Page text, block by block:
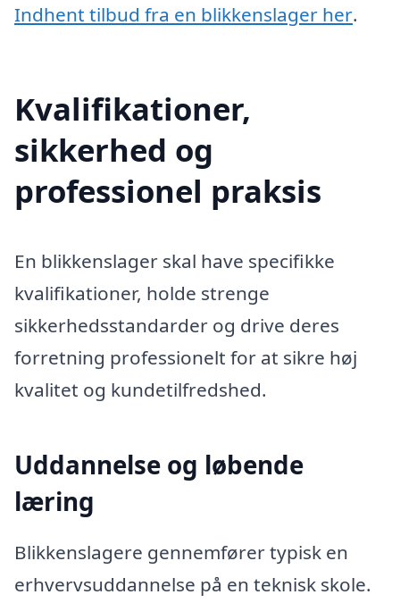
Indhent tilbud fra en blikkenslager her.
Kvalifikationer,
sikkerhed og
professionel praksis
En blikkenslager skal have specifikke
kvalifikationer, holde strenge
sikkerhedsstandarder og drive deres
forretning professionelt for at sikre høj
kvalitet og kundetilfredshed.
Uddannelse og løbende
læring
Blikkenslagere gennemfører typisk en
erhvervsuddannelse på en teknisk skole.